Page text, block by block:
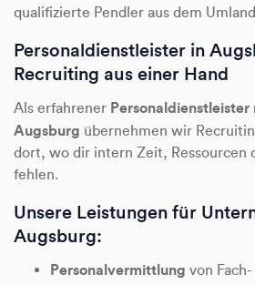
qualifizierte Pendler aus dem
Personaldienstleister in
Recruiting aus einer Hand
Als erfahrener Personaldienstleister
Augsburg übernehmen wir
dort, wo dir intern Zeit, Ressourcen
fehlen.
Unsere Leistungen für
Augsburg:
Personalvermittlung von